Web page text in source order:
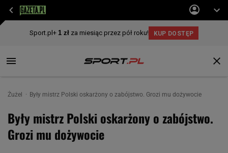
Żużel Były mistrz Polski oskarżony o zabójstwo. Grozi mu dożywocie
Były mistrz Polski oskarżony o zabójstwo.
Grozi mu dożywocie